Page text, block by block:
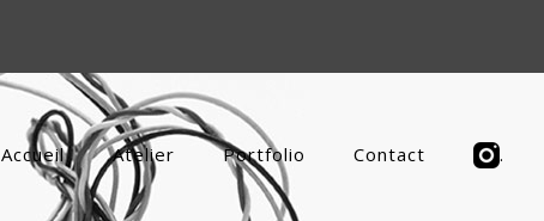
Accueil Atelier Portfolio Contact .